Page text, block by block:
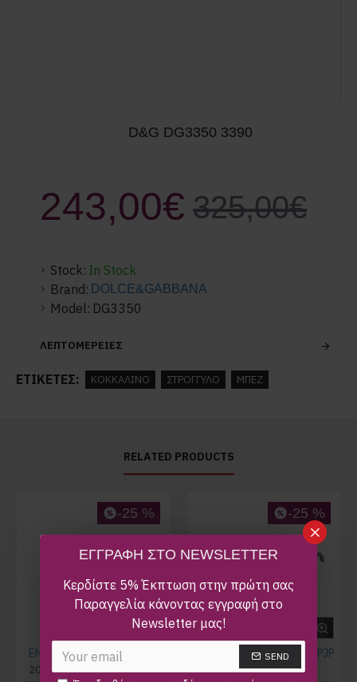
ΕΓΓΡΑΦΗ ΣΤΟ NEWSLETTER
Κερδίστε 5% Έκπτωση στην πρώτη σας
Παραγγελία κάνοντας εγγραφή στο
Newsletter μας!
SEND
D&G DG3350 3390
Stock: In Stock
Brand: DOLCE&GABBANA
Model: DG3350
243,00€ 325,00€
ΛΕΠΤΟΜΕΡΕΙΕΣ
ΕΤΙΚΈΤΕΣ: ΚΟΚΚΑΛΙΝΟ ΣΤΡΟΓΓΥΛΟ ΜΠΕΖ
RELATED PRODUCTS
-25 %
EMILIO PUCCI EP5096 089
200,00€ 265,00€
-25 %
MARC JACOBS MJ1077 PJP
290,00€ 385,00€